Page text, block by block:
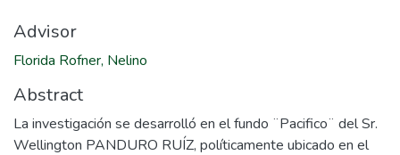
Advisor
Florida Rofner, Nelino
Abstract
La investigación se desarrolló en el fundo ¨Pacifico¨ del Sr.
Wellington PANDURO RUÍZ, políticamente ubicado en el